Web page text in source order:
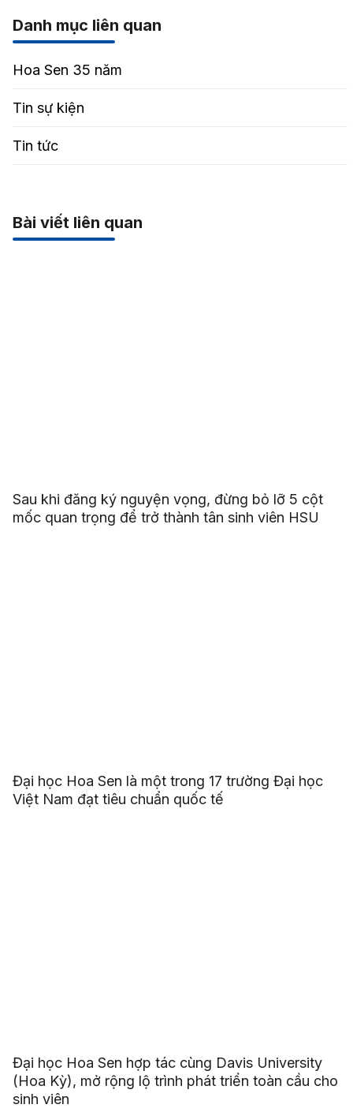
Danh mục liên quan
Hoa Sen 35 năm
Tin sự kiện
Tin tức
Bài viết liên quan
Sau khi đăng ký nguyện vọng, đừng bỏ lỡ 5 cột
mốc quan trọng để trở thành tân sinh viên HSU
Đại học Hoa Sen là một trong 17 trường Đại học
Việt Nam đạt tiêu chuẩn quốc tế
Đại học Hoa Sen hợp tác cùng Davis University
(Hoa Kỳ), mở rộng lộ trình phát triển toàn cầu cho
sinh viên